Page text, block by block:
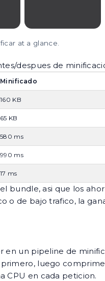
at a glance.
despues de
Minificado
160 KB
65 KB
580 ms
990 ms
17 ms
asi que los
o de bajo trafico, la
en un pipeline de
luego
CPU en cada peticion.